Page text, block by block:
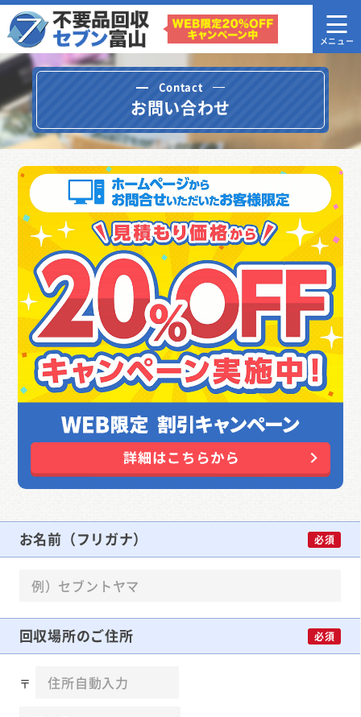
Contact
お問い合わせ
お名前（フリガナ） 必須
回収場所のご住所 必須
〒